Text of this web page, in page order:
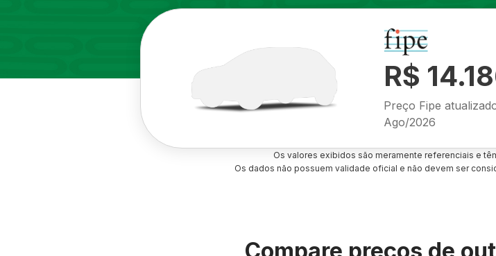
R$
Preço Fipe
Ago/2026
Os valores exibidos são meramente referenciais e
Os dados não possuem validade oficial e não devem ser